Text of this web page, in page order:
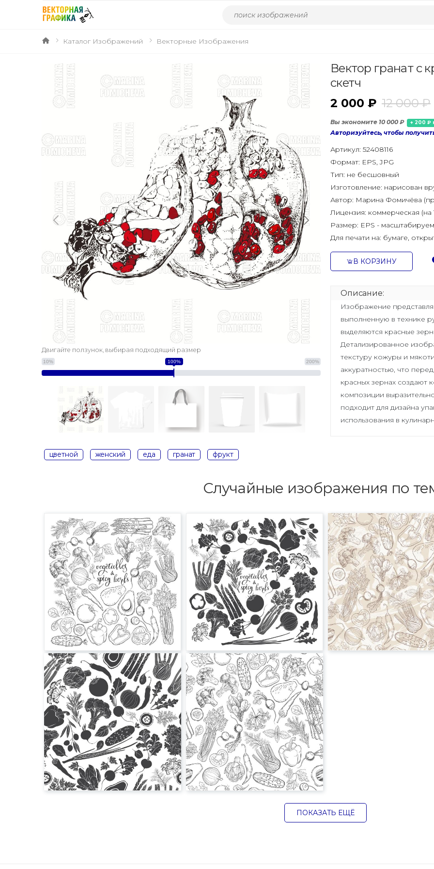
Каталог Изображений Векторные Изображения
Двигайте ползунок, выбирая подходящий размер
10% 200%
100%
цветной женский еда гранат фрукт
Вектор гранат с
скетч
2 000 ₽ 12 000 ₽
Вы экономите 10 000 ₽ + 200 ₽
Авторизуйтесь, чтобы
Артикул: 52408116
Формат: EPS, JPG
Тип: не бесшовный
Изготовление: нарисован
Автор: Марина Фомичёва
Лицензия: коммерческая (на
Размер: EPS -
Для печати на: бумаге,
В КОРЗИНУ
Описание:
Изображение
выполненную в технике
выделяются красные
Детализированное
текстуру кожуры и
аккуратностью, что
красных зернах создают
композиции
подходит для дизайна
использования в
Случайные изображения по
ПОКАЗАТЬ ЕЩЁ